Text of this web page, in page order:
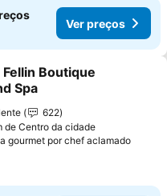
Ver preços
aos favoritos
Boutique
Spa
622
de Centro da cidade
gourmet por chef aclamado